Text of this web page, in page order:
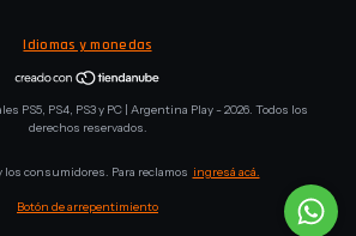
Idiomas y monedas
PS5, PS4, PS3 y PC | Argentina Play - 2026. Todos los
derechos reservados.
los consumidores. Para reclamos ingresá acá.
Botón de arrepentimiento